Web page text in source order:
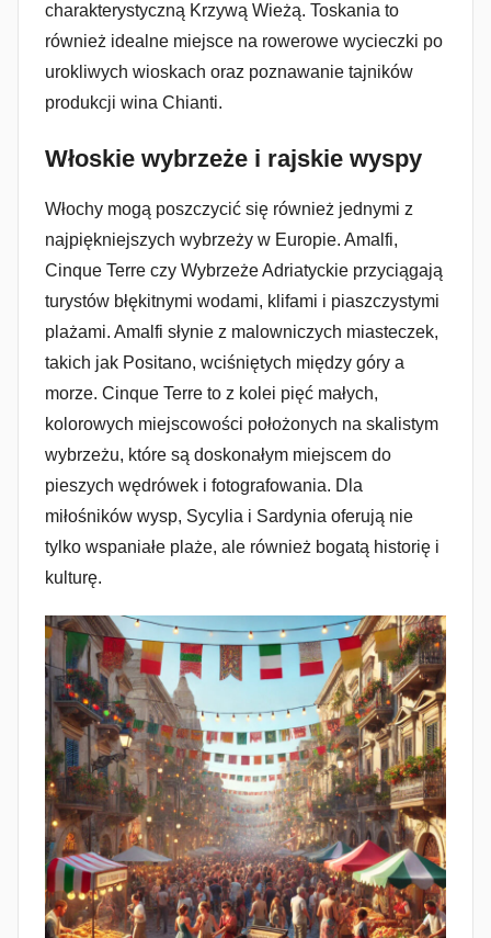
charakterystyczną Krzywą Wieżą. Toskania to
również idealne miejsce na rowerowe wycieczki po
urokliwych wioskach oraz poznawanie tajników
produkcji wina Chianti.
Włoskie wybrzeże i rajskie wyspy
Włochy mogą poszczycić się również jednymi z
najpiękniejszych wybrzeży w Europie. Amalfi,
Cinque Terre czy Wybrzeże Adriatyckie przyciągają
turystów błękitnymi wodami, klifami i piaszczystymi
plażami. Amalfi słynie z malowniczych miasteczek,
takich jak Positano, wciśniętych między góry a
morze. Cinque Terre to z kolei pięć małych,
kolorowych miejscowości położonych na skalistym
wybrzeżu, które są doskonałym miejscem do
pieszych wędrówek i fotografowania. Dla
miłośników wysp, Sycylia i Sardynia oferują nie
tylko wspaniałe plaże, ale również bogatą historię i
kulturę.